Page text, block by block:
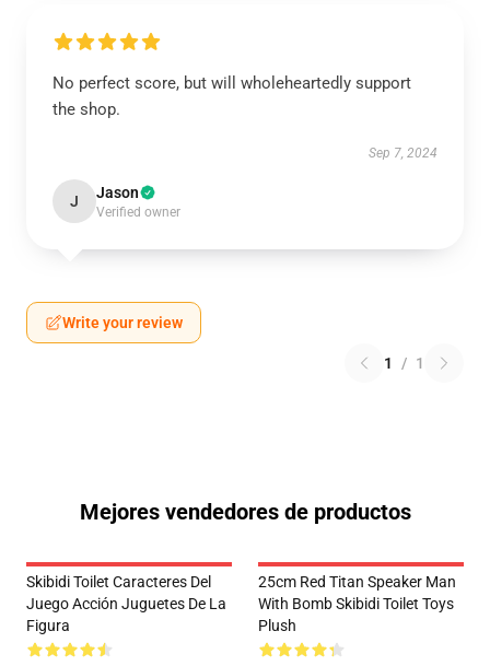
No perfect score, but will wholeheartedly support
the shop.
Sep 7, 2024
J Jason
Verified owner
Write your review
1 / 1
Mejores vendedores de productos
Skibidi Toilet Caracteres Del
Juego Acción Juguetes De La
Figura
25cm Red Titan Speaker Man
With Bomb Skibidi Toilet Toys
Plush